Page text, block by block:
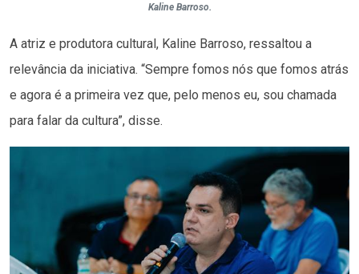
Kaline Barroso.
A atriz e produtora cultural, Kaline Barroso, ressaltou a
relevância da iniciativa. “Sempre fomos nós que fomos atrás
e agora é a primeira vez que, pelo menos eu, sou chamada
para falar da cultura”, disse.